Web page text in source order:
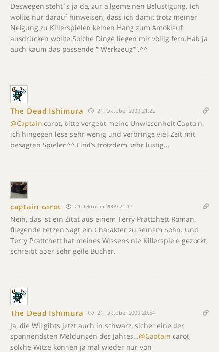
Deswegen steht´s ja da, zur allgemeinen Belustigung. Ich
wollte nur darauf hinweisen, dass ich damit trotz meiner
Neigung zu Killerspielen keinen Hang zum Amoklauf
ausdrücken wollte.Solche Dinge liegen mir völlig fern.Hab ja
auch kaum das passende “”Werkzeug””.^^
The Dead Ishimura 21. Oktober 2009 21:22
@Captain carot, bitte vergebt meine Unwissenheit Captain,
ich hingegen lese sehr wenig und verbringe viel Zeit mit
besagten Spielen^^.Find’s trotzdem sehr lustig…
captain carot 21. Oktober 2009 21:17
Nein, das ist ein Zitat aus einem Terry Prattchett Roman,
fliegende Fetzen.Sagt ein Charakter zu seinem Sohn. Und
Terry Prattchett hat meines Wissens nie Killerspiele gezockt,
schreibt aber sehr geile Bücher.
The Dead Ishimura 21. Oktober 2009 20:54
Ja, die Wii gibts jetzt auch in schwarz, sicher eine der
spannendsten Meldungen des Jahres…@Captain carot,
solche Witze können ja mal wieder nur von